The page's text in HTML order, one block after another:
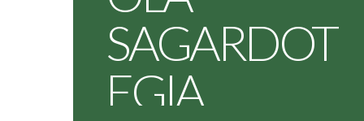
SAGARDOT
EGIA